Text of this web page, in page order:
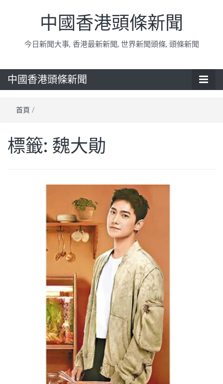
中國香港頭條新聞
今日新聞大事, 香港最新新聞, 世界新聞頭條, 頭條新聞
中國香港頭條新聞
首頁 /
標籤: 魏大勛